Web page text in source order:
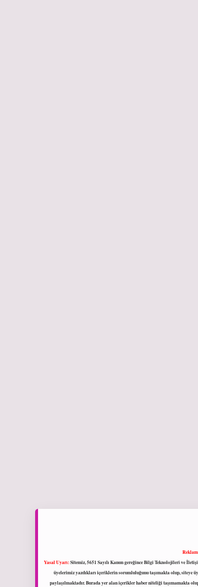
Yasal Uyarı:Sitemiz, 5651 Sayılı Kanun gereğince Bilgi Teknolojileri ve
üyelerimiz yazdıkları içeriklerin sorumluluğunu taşımakta olup, siteye
paylaşılmaktadır. Burada yer alan içerikler haber niteliği taşımamakta